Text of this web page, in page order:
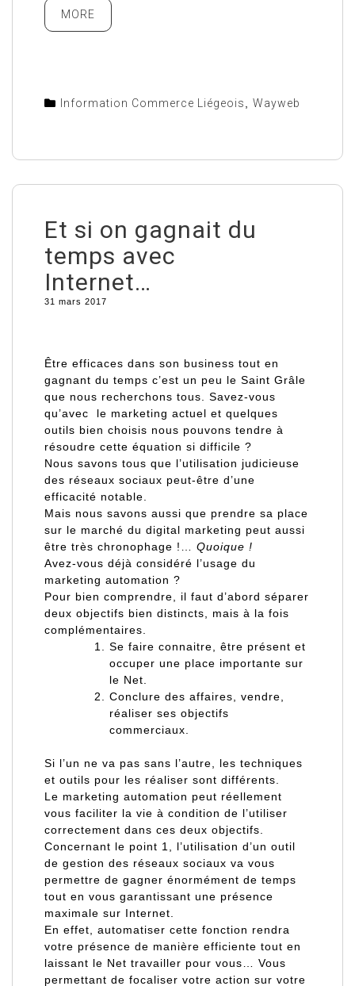
MORE
Information Commerce Liégeois, Wayweb
Et si on gagnait du
temps avec
Internet…
31 mars 2017
Être efficaces dans son business tout en
gagnant du temps c’est un peu le Saint Grâle
que nous recherchons tous. Savez-vous
qu’avec le marketing actuel et quelques
outils bien choisis nous pouvons tendre à
résoudre cette équation si difficile ?
Nous savons tous que l’utilisation judicieuse
des réseaux sociaux peut-être d’une
efficacité notable.
Mais nous savons aussi que prendre sa place
sur le marché du digital marketing peut aussi
être très chronophage !… Quoique !
Avez-vous déjà considéré l’usage du
marketing automation ?
Pour bien comprendre, il faut d’abord séparer
deux objectifs bien distincts, mais à la fois
complémentaires.
Se faire connaitre, être présent et
occuper une place importante sur
le Net.
Conclure des affaires, vendre,
réaliser ses objectifs
commerciaux.
Si l’un ne va pas sans l’autre, les techniques
et outils pour les réaliser sont différents.
Le marketing automation peut réellement
vous faciliter la vie à condition de l’utiliser
correctement dans ces deux objectifs.
Concernant le point 1, l’utilisation d’un outil
de gestion des réseaux sociaux va vous
permettre de gagner énormément de temps
tout en vous garantissant une présence
maximale sur Internet.
En effet, automatiser cette fonction rendra
votre présence de manière efficiente tout en
laissant le Net travailler pour vous… Vous
permettant de focaliser votre action sur votre